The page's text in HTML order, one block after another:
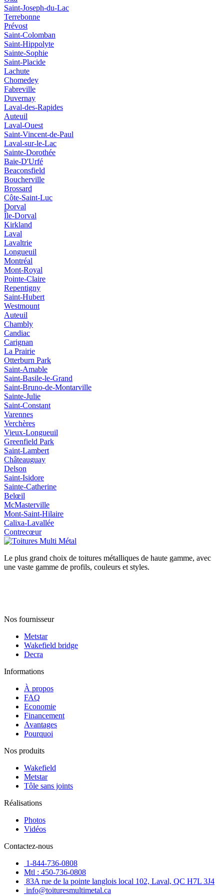
Saint-Joseph-du-Lac
Terrebonne
Prévost
Saint-Colomban
Saint-Hippolyte
Sainte-Sophie
Saint-Placide
Lachute
Chomedey
Fabreville
Duvernay
Laval-des-Rapides
Auteuil
Laval-Ouest
Saint-Vincent-de-Paul
Laval-sur-le-Lac
Sainte-Dorothée
Baie-D'Urfé
Beaconsfield
Boucherville
Brossard
Côte-Saint-Luc
Dorval
Île-Dorval
Kirkland
Laval
Lavaltrie
Longueuil
Montréal
Mont-Royal
Pointe-Claire
Repentigny
Saint-Hubert
Westmount
Auteuil
Chambly
Candiac
Carignan
La Prairie
Otterburn Park
Saint-Amable
Saint-Basile-le-Grand
Saint-Bruno-de-Montarville
Sainte-Julie
Saint-Constant
Varennes
Verchères
Vieux‑Longueuil
Greenfield Park
Saint‑Lambert
Châteauguay
Delson
Saint‑Isidore
Sainte‑Catherine
Belœil
McMasterville
Mont‑Saint‑Hilaire
Calixa‑Lavallée
Contrecœur
Le plus grand choix de toitures métalliques de haute gamme, avec
une vaste gamme de profils, couleurs et styles.
Nos fournisseur
Metstar
Wakefield bridge
Decra
Informations
À propos
FAQ
Economie
Financement
Avantages
Pourquoi
Nos produits
Wakefield
Metstar
Tôle sans joints
Réalisations
Photos
Vidéos
Contactez-nous
1-844-736-0808
Mtl : 450-736-0808
83A rue de la pointe langlois local 102, Laval, QC H7L 3J4
info@toituresmultimetal.ca